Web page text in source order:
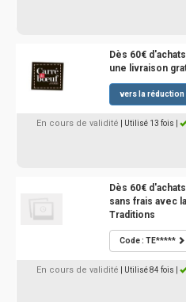
Dès 60€
une livraison
vers la réduction
En cours de validité | Utilisé 13 fois
Dès 60€
sans frais avec
Traditions
Code : TE*****
En cours de validité | Utilisé 84 fois